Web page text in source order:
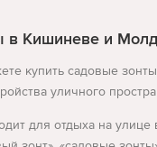
в Кишиневе и
купить садовые
уличного
для отдыха на